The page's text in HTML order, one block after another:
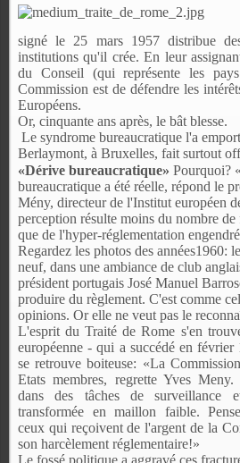
signé le 25 mars 1957 distribue
institutions qu'il crée. En leur
du Conseil (qui représente les
Commission est de défendre les
Européens.
Or, cinquante ans après, le bât blesse.
Le syndrome bureaucratique l'a
Berlaymont, à Bruxelles, fait surtout
«Dérive bureaucratique» Pourquoi?
bureaucratique a été réelle, répond le
Mény, directeur de l'Institut européen
perception résulte moins du nombre
que de l'hyper-réglementation
Regardez les photos des années1960:
neuf, dans une ambiance de club
président portugais José Manuel
produire du règlement. C'est comme
opinions. Or elle ne veut pas le
L'esprit du Traité de Rome s'en
européenne - qui a succédé en
se retrouve boiteuse: «La
Etats membres, regrette Yves
dans des tâches de
transformée en maillon faible.
ceux qui reçoivent de l'argent de la
son harcèlement réglementaire!»